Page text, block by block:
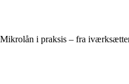
Mikrolån i praksis – fra